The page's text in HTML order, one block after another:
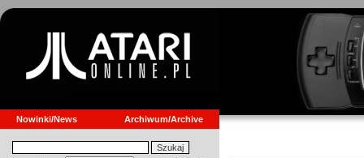
Nowinki/News Archiwum/Archive